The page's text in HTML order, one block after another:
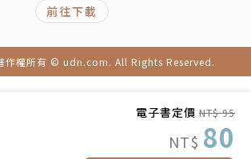
電子書定價 NT$ 95
NT$ 80
前往下載
作權所有 © udn.com. All Rights Reserved.